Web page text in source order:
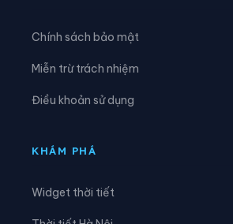
Xã Vinh Quý
Chính sách bảo mật
Miễn trừ trách nhiệm
Điều khoản sử dụng
KHÁM PHÁ
Widget thời tiết